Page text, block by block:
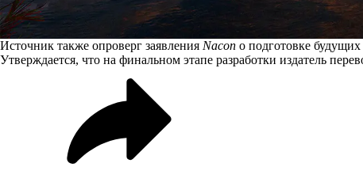
Источник также опроверг заявления Nacon о подготовке
Утверждается, что на финальном этапе разработки издатель